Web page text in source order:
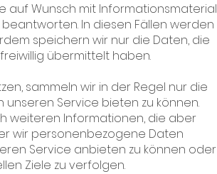
auf Wunsch mit Informationsmaterial
In diesen Fällen werden
speichern wir nur die Daten, die
übermittelt haben.
sammeln wir in der Regel nur die
Service bieten zu können.
weiteren Informationen, die aber
wir personenbezogene Daten
Service anbieten zu können oder
Ziele zu verfolgen.